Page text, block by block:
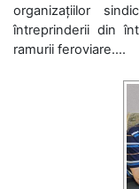
organizațiilor
întreprinderii din
ramurii feroviare....